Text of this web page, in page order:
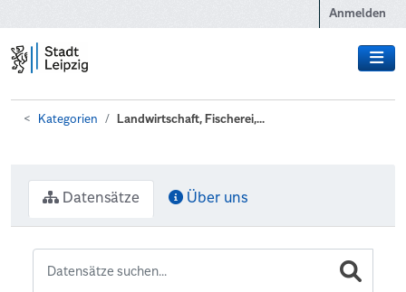
Anmelden
Kategorien Landwirtschaft, Fischerei,...
Datensätze Über uns